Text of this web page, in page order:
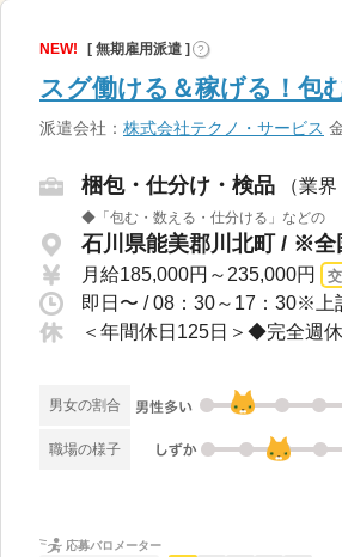
NEW! [ 無期雇用派遣 ] ?
スグ働ける＆稼げる！包
派遣会社： 株式会社テクノ・サービス
梱包・仕分け・検品 （業
◆「包む・数える・仕分ける」などの
月給185,000円～235,000円
男女の割合
職場の様子
応募バロメーター